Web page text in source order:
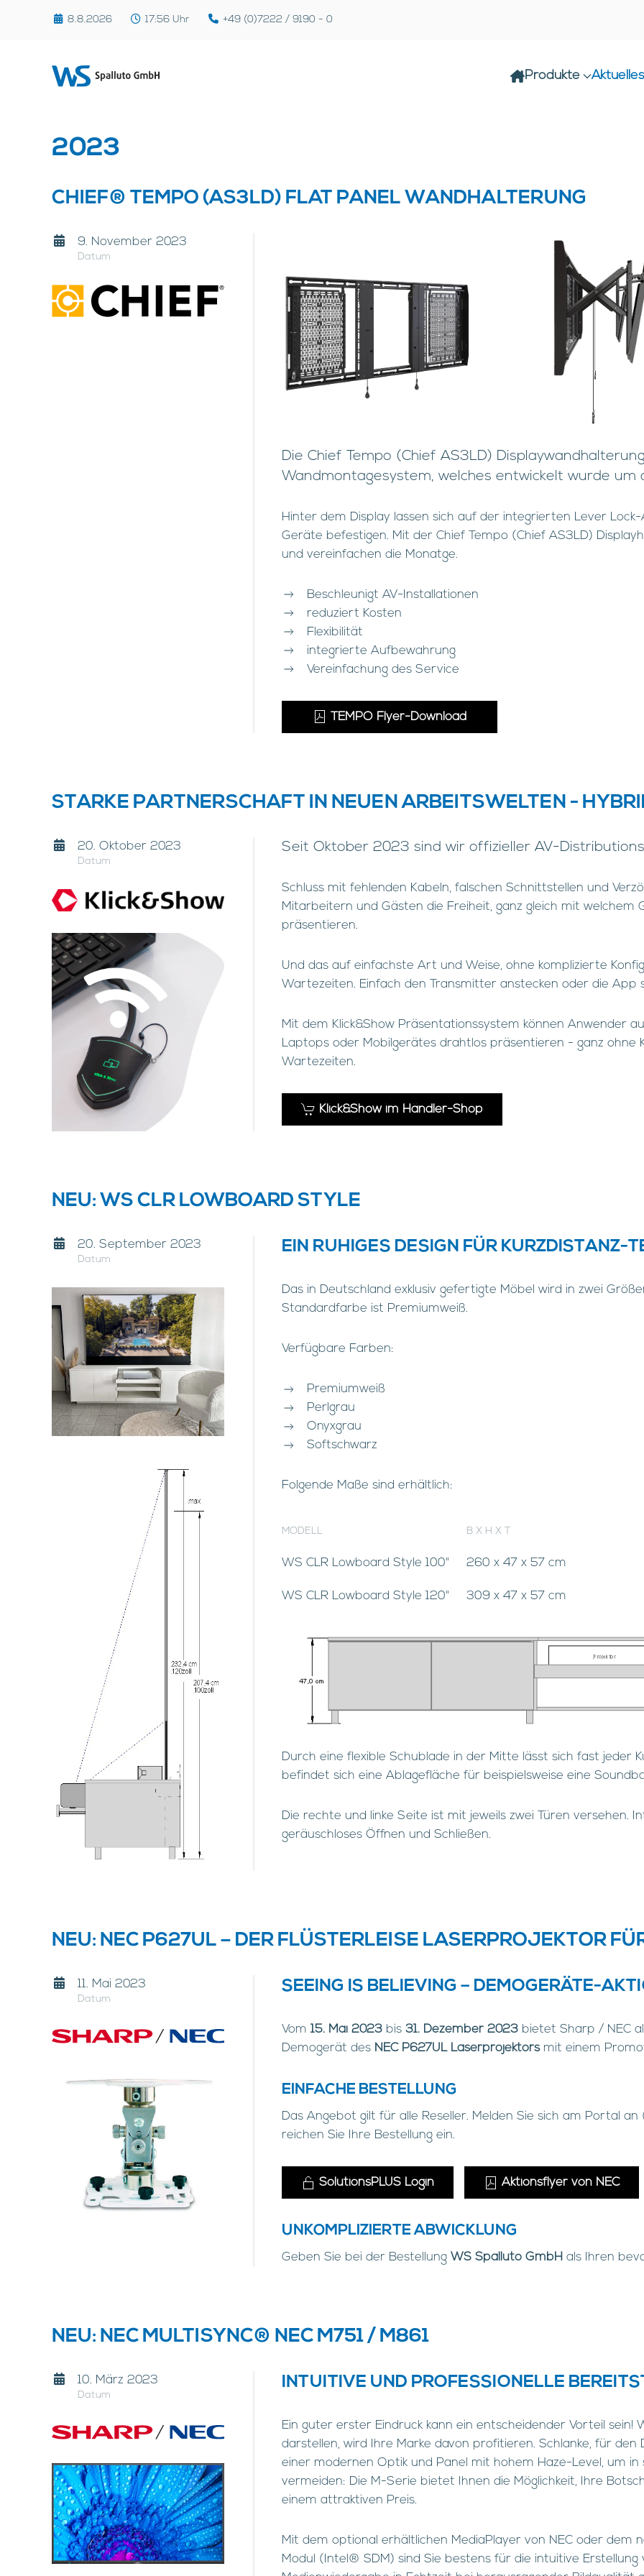
8.8.2026 17:56 Uhr +49 (0)7222 / 9190 - 0
Produkte Aktuelles
2023
CHIEF® TEMPO (AS3LD) FLAT PANEL WANDHALTERUNG
9. November 2023
Datum
Die Chief Tempo (Chief AS3LD)
Wandmontagesystem, welches entwickelt wurde
Hinter dem Display lassen sich auf der integrierten Lever
Geräte befestigen. Mit der Chief Tempo (Chief AS3LD)
und vereinfachen die Monatge.
Beschleunigt AV-Installationen
reduziert Kosten
Flexibilität
integrierte Aufbewahrung
Vereinfachung des Service
TEMPO Flyer-Download
STARKE PARTNERSCHAFT IN NEUEN ARBEITSWELTEN -
20. Oktober 2023
Datum
Seit Oktober 2023 sind wir offizieller AV-
Schluss mit fehlenden Kabeln, falschen Schnittstellen und
Mitarbeitern und Gästen die Freiheit, ganz gleich mit welchem
präsentieren.
Und das auf einfachste Art und Weise, ohne komplizierte
Wartezeiten. Einfach den Transmitter anstecken oder die App
Mit dem Klick&Show Präsentationssystem können Anwender
Laptops oder Mobilgerätes drahtlos präsentieren - ganz ohne
Wartezeiten.
Klick&Show im Händler-Shop
NEU: WS CLR LOWBOARD STYLE
20. September 2023
Datum
EIN RUHIGES DESIGN FÜR KURZDISTANZ-
Das in Deutschland exklusiv gefertigte Möbel wird in zwei
Standardfarbe ist Premiumweiß.
Verfügbare Farben:
Premiumweiß
Perlgrau
Onyxgrau
Softschwarz
Folgende Maße sind erhältlich:
MODELL B X H X T
WS CLR Lowboard Style 100" 260 x 47 x 57 cm
WS CLR Lowboard Style 120" 309 x 47 x 57 cm
Durch eine flexible Schublade in der Mitte lässt sich fast jeder
befindet sich eine Ablagefläche für beispielsweise eine
Die rechte und linke Seite ist mit jeweils zwei Türen versehen.
geräuschloses Öffnen und Schließen.
NEU: NEC P627UL – DER FLÜSTERLEISE LASERPROJEKTOR
11. Mai 2023
Datum
SEEING IS BELIEVING – DEMOGERÄTE-
Vom 15. Mai 2023 bis 31. Dezember 2023 bietet Sharp / NEC
Demogerät des NEC P627UL Laserprojektorsmit einem
EINFACHE BESTELLUNG
Das Angebot gilt für alle Reseller. Melden Sie sich am Portal
reichen Sie Ihre Bestellung ein.
SolutionsPLUS Login Aktionsflyer von NEC
UNKOMPLIZIERTE ABWICKLUNG
Geben Sie bei der Bestellung WS Spalluto GmbH als Ihren
NEU: NEC MULTISYNC® NEC M751 / M861
10. März 2023
Datum
INTUITIVE UND PROFESSIONELLE
Ein guter erster Eindruck kann ein entscheidender Vorteil
darstellen, wird Ihre Marke davon profitieren. Schlanke, für
einer modernen Optik und Panel mit hohem Haze-Level, um in
vermeiden: Die M-Serie bietet Ihnen die Möglichkeit, Ihre
einem attraktiven Preis.
Mit dem optional erhältlichen MediaPlayer von NEC oder
Modul (Intel® SDM) sind Sie bestens für die intuitive